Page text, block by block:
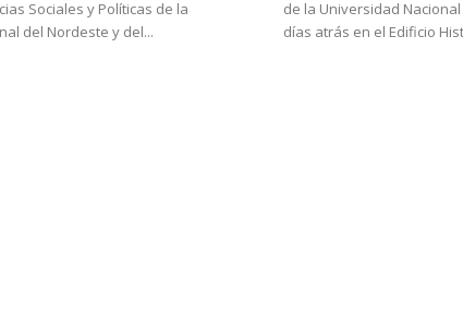
Sociales y Políticas de la
del Nordeste y del...
de la Universidad
días atrás en el Edificio